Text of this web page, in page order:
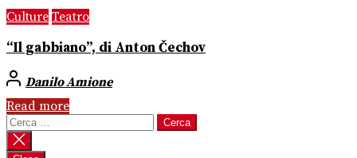
Culture Teatro
“Il gabbiano”, di Anton Čechov
Danilo Amione
Read more
Ricerca
per: